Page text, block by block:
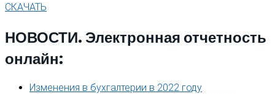
СКАЧАТЬ
НОВОСТИ. Электронная отчетность
онлайн:
Изменения в бухгалтерии в 2022 году